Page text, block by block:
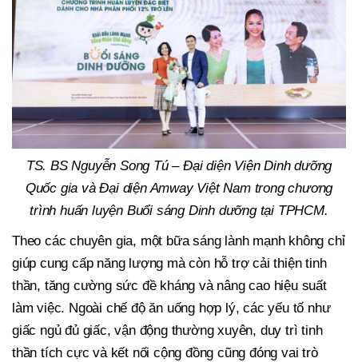
TS. BS Nguyễn Song Tú – Đại diện Viện Dinh dưỡng
Quốc gia và Đại diện Amway Việt Nam trong chương
trình huấn luyện Buổi sáng Dinh dưỡng tại TPHCM.
Theo các chuyên gia, một bữa sáng lành mạnh không chỉ
giúp cung cấp năng lượng mà còn hỗ trợ cải thiện tinh
thần, tăng cường sức đề kháng và nâng cao hiệu suất
làm việc. Ngoài chế độ ăn uống hợp lý, các yếu tố như
giấc ngủ đủ giấc, vận động thường xuyên, duy trì tinh
thần tích cực và kết nối cộng đồng cũng đóng vai trò